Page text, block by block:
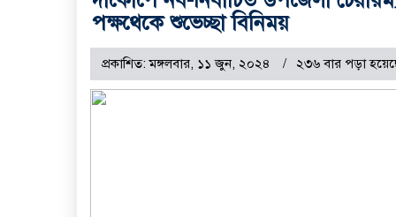
পক্ষথেকে শুভেচ্ছা বিনিময়
প্রকাশিত: মঙ্গলবার, ১১ জুন, ২০২৪ ২৩৬ বার পড়া